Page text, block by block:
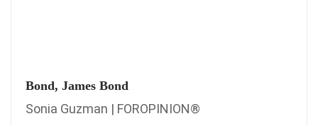
Bond, James Bond
Sonia Guzman | FOROPINION®